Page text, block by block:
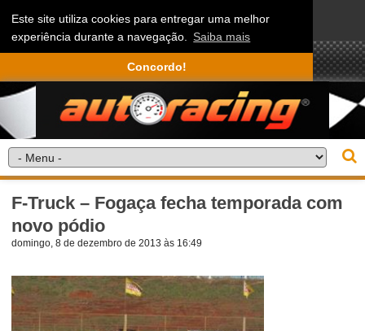
Este site utiliza cookies para entregar uma melhor
experiência durante a navegação. Saiba mais
Concordo!
F-Truck – Fogaça fecha temporada com
novo pódio
domingo, 8 de dezembro de 2013 às 16:49